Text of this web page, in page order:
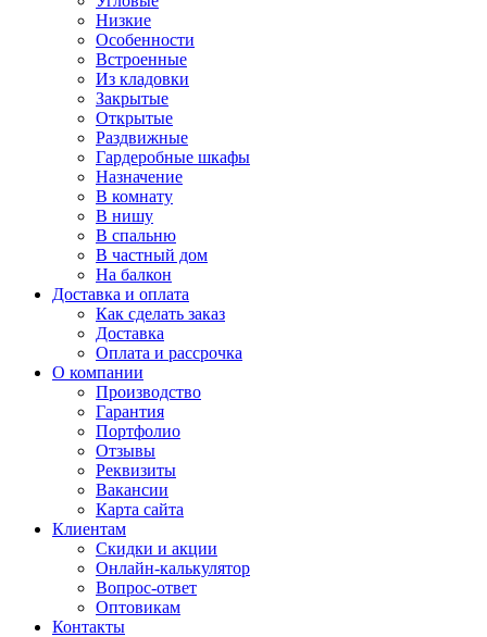
Низкие
Особенности
Встроенные
Из кладовки
Закрытые
Открытые
Раздвижные
Гардеробные шкафы
Назначение
В комнату
В нишу
В спальню
В частный дом
На балкон
Доставка и оплата
Как сделать заказ
Доставка
Оплата и рассрочка
О компании
Производство
Гарантия
Портфолио
Отзывы
Реквизиты
Вакансии
Карта сайта
Клиентам
Скидки и акции
Онлайн-калькулятор
Вопрос-ответ
Оптовикам
Контакты